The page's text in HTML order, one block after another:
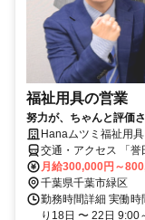
福祉用具の営業
努力が、ちゃんと評価
Hanaムツミ福祉用具
交通・アクセス 「
3分
月給300,000円～
千葉県千葉市緑区
勤務時間詳細 実働
り18日 〜 22日 9:00